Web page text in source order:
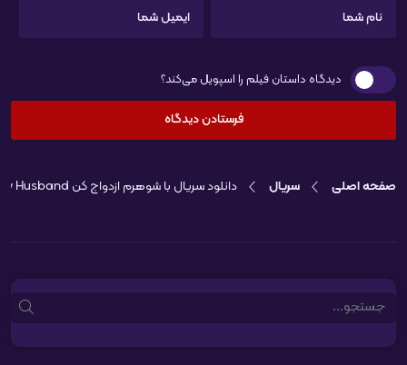
دیدگاه داستان فیلم را اسپویل می‌کند؟
صفحه اصلی سریال دانلود سریال با شوهرم ازدواج کن Marry My Husband
Search